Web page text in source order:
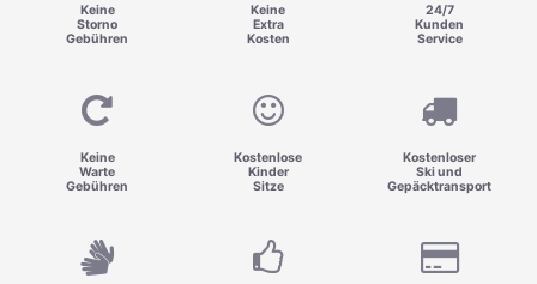
Keine
Storno
Gebühren
Keine
Extra
Kosten
24/7
Kunden
Service
Keine
Warte
Gebühren
Kostenlose
Kinder
Sitze
Kostenloser
Ski und
Gepäcktransport